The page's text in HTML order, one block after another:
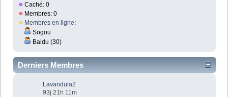
Caché: 0
Membres: 0
Membres en ligne:
Sogou
Baidu (30)
Derniers Membres
Lavandula2
93j 21h 11m